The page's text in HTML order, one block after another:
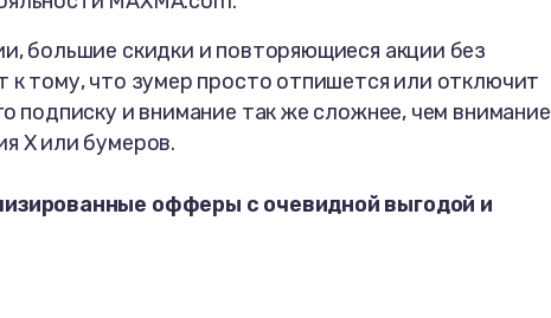
большие скидки и повторяющиеся акции без
к тому, что зумер просто отпишется или отключит
подписку и внимание так же сложнее, чем внимание
Х или бумеров.
офферы с очевидной выгодой и